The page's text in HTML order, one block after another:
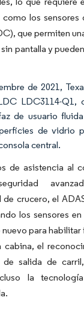
los
que permiten
pantalla y
de 2021,
LDC3114-Q1,
de usuario
de vidrio
central.
de asistencia al
crucero, el
los sensores
para
el
salida de
la